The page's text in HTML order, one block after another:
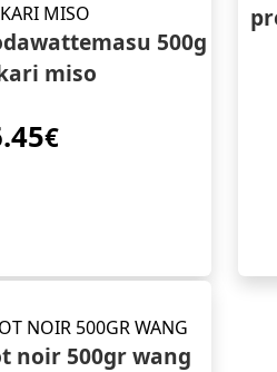
500g
miso
€
noir 500gr wang